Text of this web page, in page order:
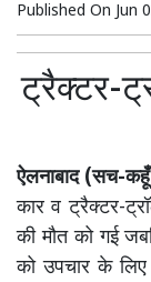
Published On Jun
ट्रैक्टर-
ऐलनाबाद (सच-
कार व ट्रैक्टर-
की मौत को गई
को उपचार के लिए